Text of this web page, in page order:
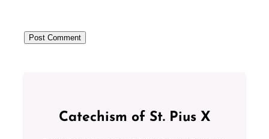
Catechism of St. Pius X